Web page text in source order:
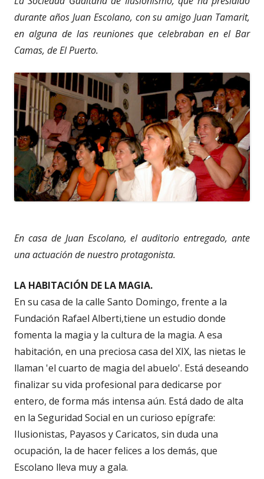
durante años Juan Escolano, con su amigo Juan Tamarit,
en alguna de las reuniones que celebraban en el Bar
Camas, de El Puerto.
En casa de Juan Escolano, el auditorio entregado, ante
una actuación de nuestro protagonista.
LA HABITACIÓN DE LA MAGIA.
En su casa de la calle Santo Domingo, frente a la
Fundación Rafael Alberti,tiene un estudio donde
fomenta la magia y la cultura de la magia. A esa
habitación, en una preciosa casa del XIX, las nietas le
llaman 'el cuarto de magia del abuelo'. Está deseando
finalizar su vida profesional para dedicarse por
entero, de forma más intensa aún. Está dado de alta
en la Seguridad Social en un curioso epígrafe:
Ilusionistas, Payasos y Caricatos, sin duda una
ocupación, la de hacer felices a los demás, que
Escolano lleva muy a gala.